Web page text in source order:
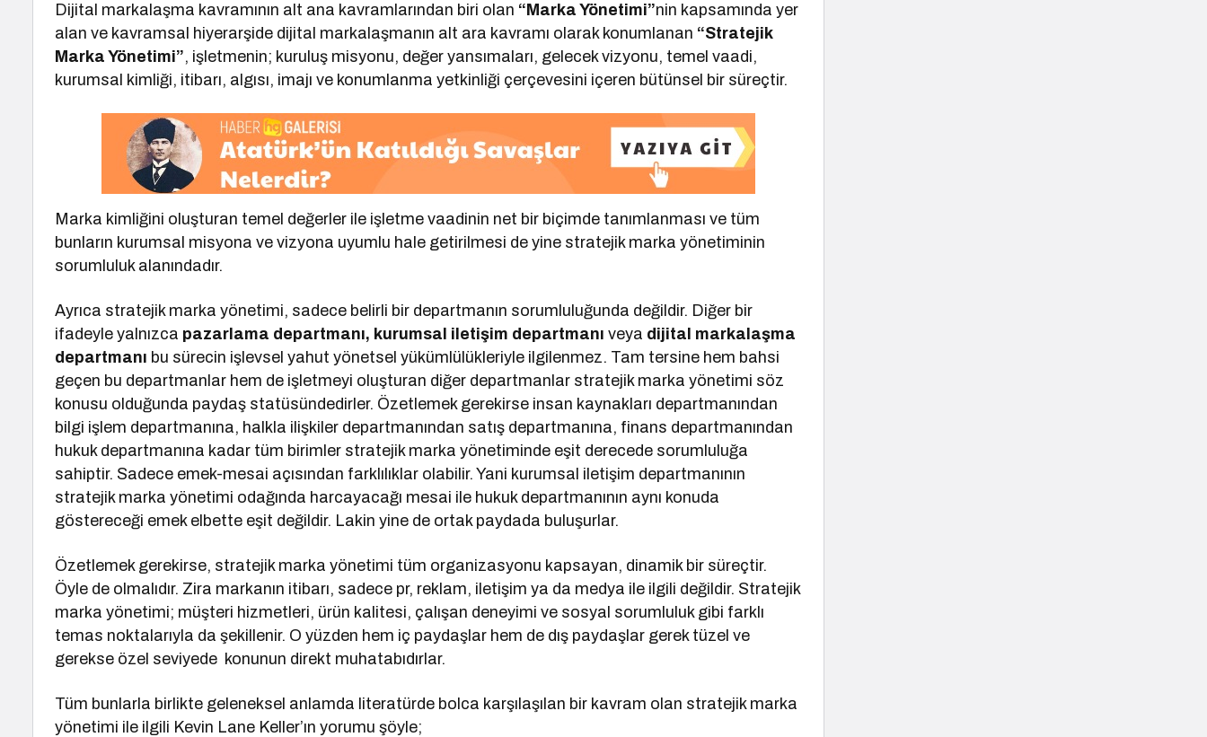
Dijital markalaşma kavramının alt ana kavramlarından biri olan “Marka Yönetimi”nin kapsamında yer
alan ve kavramsal hiyerarşide dijital markalaşmanın alt ara kavramı olarak konumlanan “Stratejik
Marka Yönetimi”, işletmenin; kuruluş misyonu, değer yansımaları, gelecek vizyonu, temel vaadi,
kurumsal kimliği, itibarı, algısı, imajı ve konumlanma yetkinliği çerçevesini içeren bütünsel bir süreçtir.
Marka kimliğini oluşturan temel değerler ile işletme vaadinin net bir biçimde tanımlanması ve tüm
bunların kurumsal misyona ve vizyona uyumlu hale getirilmesi de yine stratejik marka yönetiminin
sorumluluk alanındadır.
Ayrıca stratejik marka yönetimi, sadece belirli bir departmanın sorumluluğunda değildir. Diğer bir
ifadeyle yalnızca pazarlama departmanı, kurumsal iletişim departmanı veya dijital markalaşma
departmanı bu sürecin işlevsel yahut yönetsel yükümlülükleriyle ilgilenmez. Tam tersine hem bahsi
geçen bu departmanlar hem de işletmeyi oluşturan diğer departmanlar stratejik marka yönetimi söz
konusu olduğunda paydaş statüsündedirler. Özetlemek gerekirse insan kaynakları departmanından
bilgi işlem departmanına, halkla ilişkiler departmanından satış departmanına, finans departmanından
hukuk departmanına kadar tüm birimler stratejik marka yönetiminde eşit derecede sorumluluğa
sahiptir. Sadece emek-mesai açısından farklılıklar olabilir. Yani kurumsal iletişim departmanının
stratejik marka yönetimi odağında harcayacağı mesai ile hukuk departmanının aynı konuda
göstereceği emek elbette eşit değildir. Lakin yine de ortak paydada buluşurlar.
Özetlemek gerekirse, stratejik marka yönetimi tüm organizasyonu kapsayan, dinamik bir süreçtir.
Öyle de olmalıdır. Zira markanın itibarı, sadece pr, reklam, iletişim ya da medya ile ilgili değildir. Stratejik
marka yönetimi; müşteri hizmetleri, ürün kalitesi, çalışan deneyimi ve sosyal sorumluluk gibi farklı
temas noktalarıyla da şekillenir. O yüzden hem iç paydaşlar hem de dış paydaşlar gerek tüzel ve
gerekse özel seviyede konunun direkt muhatabıdırlar.
Tüm bunlarla birlikte geleneksel anlamda literatürde bolca karşılaşılan bir kavram olan stratejik marka
yönetimi ile ilgili Kevin Lane Keller’ın yorumu şöyle;